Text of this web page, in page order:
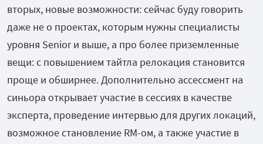
вторых, новые возможности: сейчас буду говорить
даже не о проектах, которым нужны специалисты
уровня Senior и выше, а про более приземленные
вещи: с повышением тайтла релокация становится
проще и обширнее. Дополнительно ассессмент на
синьора открывает участие в сессиях в качестве
эксперта, проведение интервью для других локаций,
возможное становление RM-ом, а также участие в